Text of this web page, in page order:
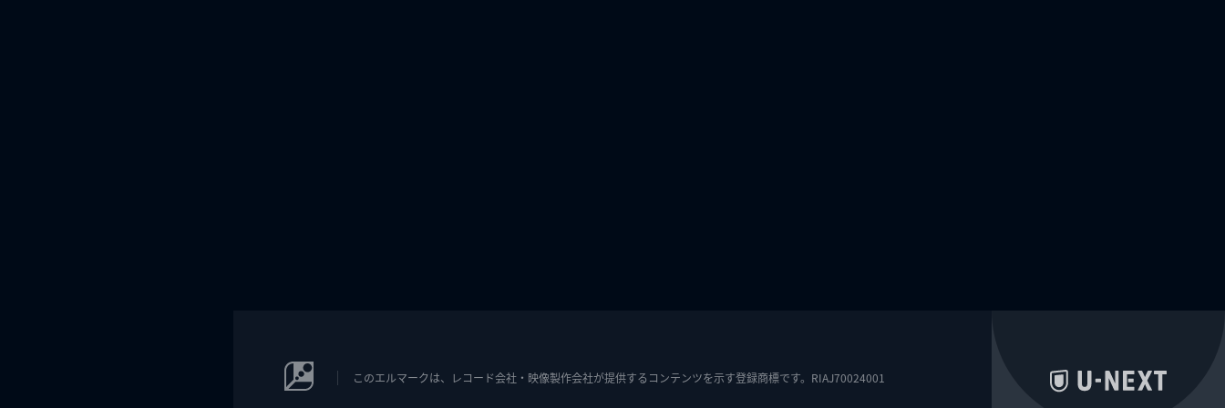
このエルマークは、レコード会社・映像製作会社が提供するコンテンツを示す登録商標です。RIAJ70024001